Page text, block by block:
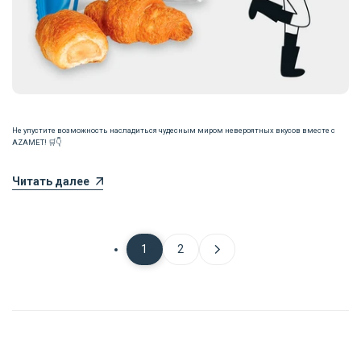
Не упустите возможность насладиться чудесным миром невероятных вкусов вместе с
AZAMET! 🛒👇
Читать далее
1 2